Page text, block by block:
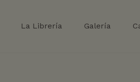
La Librería Galería